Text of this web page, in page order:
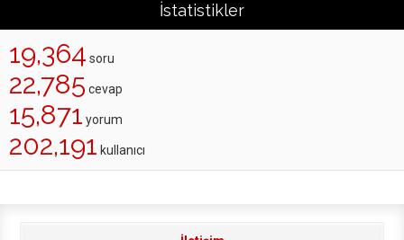
İstatistikler
19,364 soru
22,785 cevap
15,871 yorum
202,191 kullanıcı